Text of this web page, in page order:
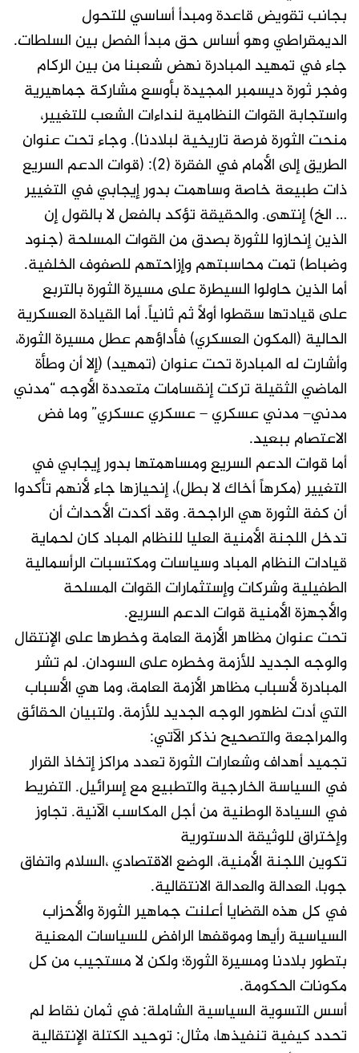
بجانب تقويض قاعدة ومبدأ أساسي للتحول
الديمقراطي وهو أساس حق مبدأ الفصل بين السلطات.
جاء في تمهيد المبادرة نهض شعبنا من بين الركام
وفجر ثورة ديسمبر المجيدة بأوسع مشاركة جماهيرية
واستجابة القوات النظامية لنداءات الشعب للتغيير،
منحت الثورة فرصة تاريخية لبلادنا). وجاء تحت عنوان
الطريق إلى الأمام في الفقرة (2): (قوات الدعم السريع
ذات طبيعة خاصة وساهمت بدور إيجابي في التغيير
… الخ) إنتهى. والحقيقة تؤكد بالفعل لا بالقول إن
الذين إنحازوا للثورة بصدق من القوات المسلحة (جنود
وضباط) تمت محاسبتهم وإزاحتهم للصفوف الخلفية.
أما الذين حاولوا السيطرة على مسيرة الثورة بالتربع
على قيادتها سقطوا أولاً ثم ثانياً. أما القيادة العسكرية
الحالية (المكون العسكري) فأداؤهم عطل مسيرة الثورة،
وأشارت له المبادرة تحت عنوان (تمهيد) (إلا أن وطأة
الماضي الثقيلة تركت إنقسامات متعددة الأوجه “مدني
مدني– مدني عسكري – عسكري عسكري” وما فض
الاعتصام ببعيد.
أما قوات الدعم السريع ومساهمتها بدور إيجابي في
التغيير (مكرهاً أخاك لا بطل)، إنحيازها جاء لأنهم تأكدوا
أن كفة الثورة هي الراجحة. وقد أكدت الأحداث أن
تدخل اللجنة الأمنية العليا للنظام المباد كان لحماية
قيادات النظام المباد وسياسات ومكتسبات الرأسمالية
الطفيلية وشركات وإستثمارات القوات المسلحة
والأجهزة الأمنية قوات الدعم السريع.
تحت عنوان مظاهر الأزمة العامة وخطرها على الإنتقال
والوجه الجديد للأزمة وخطره على السودان. لم تشر
المبادرة لأسباب مظاهر الأزمة العامة، وما هي الأسباب
التي أدت لظهور الوجه الجديد للأزمة. ولتبيان الحقائق
والمراجعة والتصحيح نذكر الآتي:
تجميد أهداف وشعارات الثورة تعدد مراكز إتخاذ القرار
في السياسة الخارجية والتطبيع مع إسرائيل. التفريط
في السيادة الوطنية من أجل المكاسب الآنية. تجاوز
وإختراق للوثيقة الدستورية
تكوين اللجنة الأمنية، الوضع الاقتصادي ،السلام واتفاق
جوبا، العدالة والعدالة الانتقالية.
في كل هذه القضايا أعلنت جماهير الثورة والأحزاب
السياسية رأيها وموقفها الرافض للسياسات المعنية
بتطور بلادنا ومسيرة الثورة؛ ولكن لا مستجيب من كل
مكونات الحكومة.
أسس التسوية السياسية الشاملة: في ثمان نقاط لم
تحدد كيفية تنفيذها، مثال: توحيد الكتلة الإنتقالية